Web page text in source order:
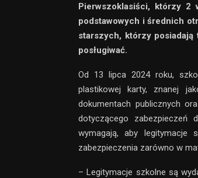
Pierwszoklasiści, którzy 2
podstawowych i średnich
starszych, którzy posiadają
posługiwać.
Od 13 lipca 2024 roku,
plastikowej karty, znanej
dokumentach publicznych
dotyczącego zabezpieczeń
wymagają, aby legitymacje
zabezpieczenia zarówno w
– Legitymacje szkolne są